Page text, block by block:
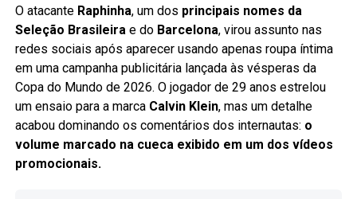
O atacante Raphinha, um dos principais nomes da
Seleção Brasileirae do Barcelona, virou assunto nas
redes sociais após aparecer usando apenas roupa íntima
em uma campanha publicitária lançada às vésperas da
Copa do Mundo de 2026. O jogador de 29 anos estrelou
um ensaio para a marca Calvin Klein, mas um detalhe
acabou dominando os comentários dos internautas: o
volume marcado na cueca exibido em um dos vídeos
promocionais.